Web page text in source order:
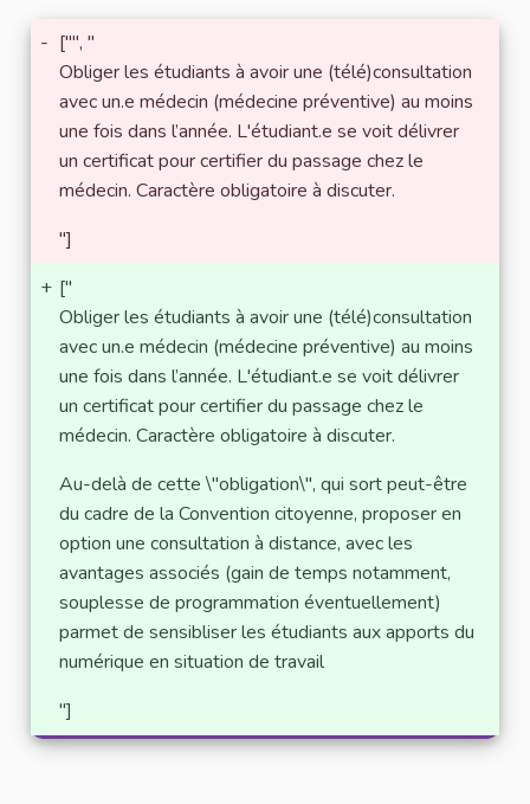
- ["", "
Obliger les étudiants à avoir une (télé)consultation
avec un.e médecin (médecine préventive) au moins
une fois dans l’année. L'étudiant.e se voit délivrer
un certificat pour certifier du passage chez le
médecin. Caractère obligatoire à discuter.
"]
+ ["
Obliger les étudiants à avoir une (télé)consultation
avec un.e médecin (médecine préventive) au moins
une fois dans l’année. L'étudiant.e se voit délivrer
un certificat pour certifier du passage chez le
médecin. Caractère obligatoire à discuter.
Au-delà de cette \"obligation\", qui sort peut-être
du cadre de la Convention citoyenne, proposer en
option une consultation à distance, avec les
avantages associés (gain de temps notamment,
souplesse de programmation éventuellement)
parmet de sensibliser les étudiants aux apports du
numérique en situation de travail
"]